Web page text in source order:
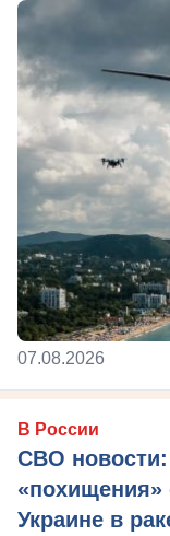
07.08.2026
В России
СВО новости:
«похищения»
Украине в